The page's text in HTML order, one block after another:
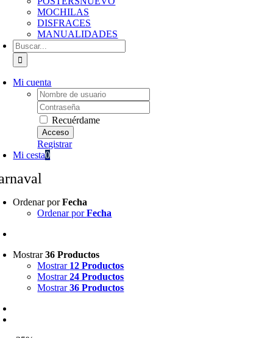
MOCHILAS
DISFRACES
MANUALIDADES
Buscar:
Mi cuenta
Username:
Password:
Recuérdame
Registrar
Mi cesta0
Ordenar porFecha
Ordenar porFecha
Mostrar36 Productos
Mostrar 12 Productos
Mostrar24 Productos
Mostrar36 Productos